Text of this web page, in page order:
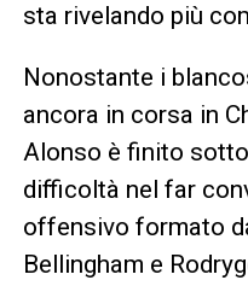
sta rivelando più
Nonostante i
ancora in corsa in
Alonso è finito
difficoltà nel far
offensivo formato
Bellingham e